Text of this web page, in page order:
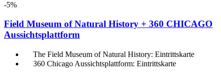
-5%
Field Museum of Natural History + 360 CHICAGO
Aussichtsplattform
The Field Museum of Natural History: Eintrittskarte
360 Chicago Aussichtsplattform: Eintrittskarte